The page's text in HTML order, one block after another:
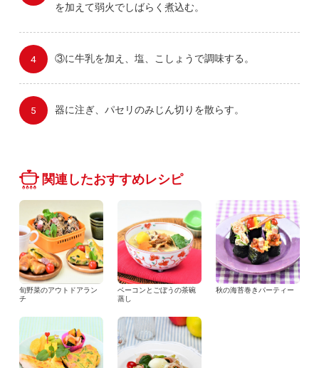
を加えて弱火でしばらく煮込む。
③に牛乳を加え、塩、こしょうで調味する。
器に注ぎ、パセリのみじん切りを散らす。
関連したおすすめレシピ
旬野菜のアウトドアラン
チ
ベーコンとごぼうの茶碗
蒸し
秋の海苔巻きパーティー